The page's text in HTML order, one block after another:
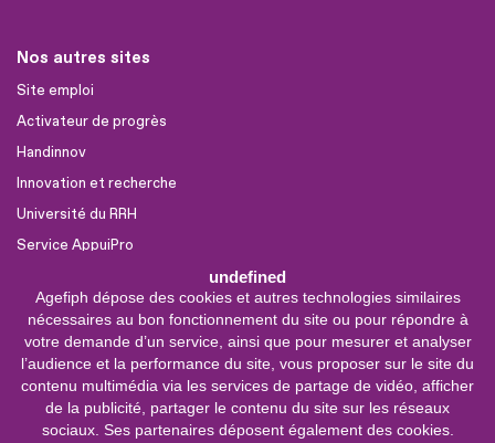
undefined
Agefiph dépose des cookies et autres technologies similaires
nécessaires au bon fonctionnement du site ou pour répondre à
votre demande d’un service, ainsi que pour mesurer et analyser
l’audience et la performance du site, vous proposer sur le site du
contenu multimédia via les services de partage de vidéo, afficher
de la publicité, partager le contenu du site sur les réseaux
sociaux. Ses partenaires déposent également des cookies.
Nos autres sites
Site emploi
Activateur de progrès
Handinnov
Innovation et recherche
Université du RRH
Service AppuiPro
Nous suivre
Youtube
Linkedin
Facebook